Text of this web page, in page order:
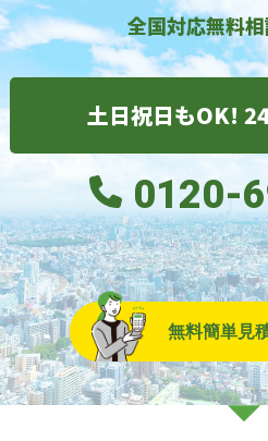
全国対応無料
土日祝日もOK!
0120-
無料簡単見